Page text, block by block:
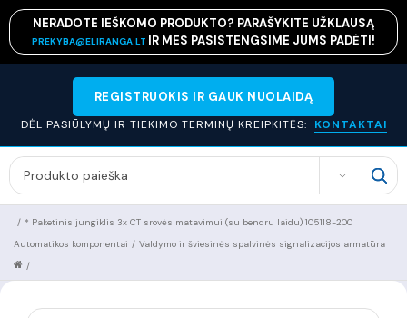
NERADOTE IEŠKOMO PRODUKTO? PARAŠYKITE UŽKLAUSĄ
PREKYBA@ELIRANGA.LT IR MES PASISTENGSIME JUMS PADĖTI!
REGISTRUOKIS IR GAUK NUOLAIDĄ
DĖL PASIŪLYMŲ IR TIEKIMO TERMINŲ KREIPKITĖS: KONTAKTAI
SEARCH
* Paketinis jungiklis 3x CT srovės matavimui (su bendru laidu) 105118-200
/
Valdymo ir šviesinės spalvinės signalizacijos armatūra
/
Automatikos komponentai
/